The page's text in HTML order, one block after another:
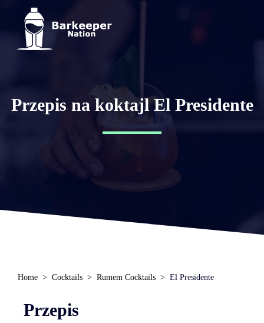
Przepis na koktajl El Presidente
Home Cocktails Rumem Cocktails El Presidente
Przepis